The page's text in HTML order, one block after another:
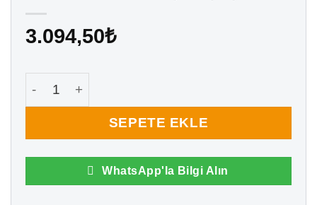
3.094,50₺
SEPETE EKLE
WhatsApp'la Bilgi Alın